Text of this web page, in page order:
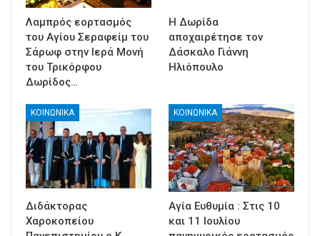
Λαμπρός εορτασμός
του Αγίου Σεραφείμ του
Σάρωφ στην Ιερά Μονή
του Τρικόρφου
Δωρίδος…
Η Δωρίδα
αποχαιρέτησε τον
Δάσκαλο Γιάννη
Ηλιόπουλο
ΚΟΙΝΩΝΙΚΑ
Διδάκτορας
Χαροκοπείου
ΚΟΙΝΩΝΙΚΑ
Αγία Ευθυμία : Στις 10
και 11 Ιουλίου